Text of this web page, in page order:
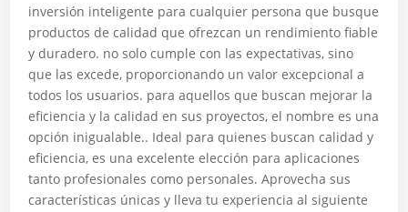
inversión inteligente para cualquier persona que busque
productos de calidad que ofrezcan un rendimiento fiable
y duradero. no solo cumple con las expectativas, sino
que las excede, proporcionando un valor excepcional a
todos los usuarios. para aquellos que buscan mejorar la
eficiencia y la calidad en sus proyectos, el nombre es una
opción inigualable.. Ideal para quienes buscan calidad y
eficiencia, es una excelente elección para aplicaciones
tanto profesionales como personales. Aprovecha sus
características únicas y lleva tu experiencia al siguiente